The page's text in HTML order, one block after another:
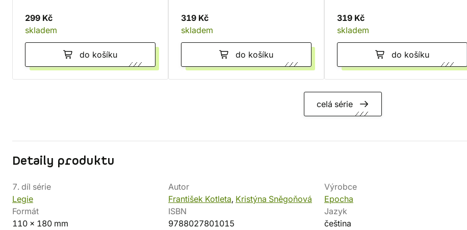
299 Kč
skladem
do košíku
319 Kč
skladem
do košíku
319 Kč
skladem
do košíku
celá série
Detaily produktu
7. díl série
Legie
Autor
František Kotleta, Kristýna Sněgoňová
Výrobce
Epocha
Formát
110 x 180 mm
ISBN
9788027801015
Jazyk
čeština